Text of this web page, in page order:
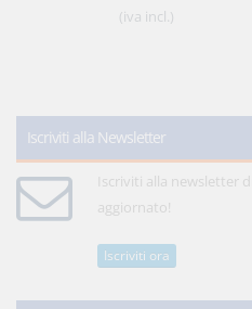
(iva incl.)
Iscriviti alla Newsletter
Iscriviti alla newsletter
aggiornato!
Iscriviti ora